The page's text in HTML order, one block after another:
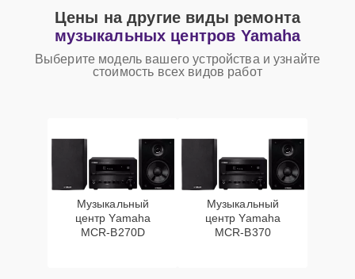
Цены на другие виды ремонта
музыкальных центров Yamaha
Выберите модель вашего устройства и узнайте
стоимость всех видов работ
Музыкальный
центр Yamaha
MCR-B270D
Музыкальный
центр Yamaha
MCR-B370